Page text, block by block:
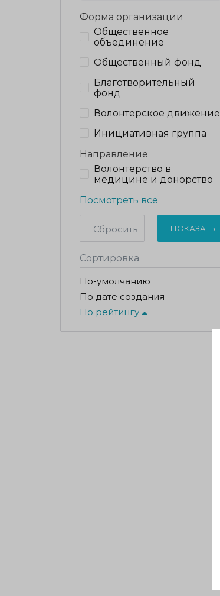
Форма организации
Общественное
объединение
Общественный фонд
Благотворительный
фонд
Волонтерское движение
Инициативная группа
Направление
Волонтерство в
медицине и донорство
Посмотреть все
Сбросить ПОКАЗАТЬ
Сортировка
По-умолчанию
По дате создания
По рейтингу